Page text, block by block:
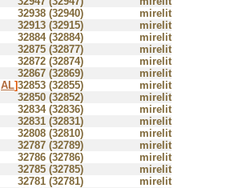
32938 (32940)
mirelit
32913 (32915)
mirelit
32884 (32884)
mirelit
32875 (32877)
mirelit
32872 (32874)
mirelit
32867 (32869)
mirelit
AL]32853 (32855)
mirelit
32850 (32852)
mirelit
32834 (32836)
mirelit
32831 (32831)
mirelit
32808 (32810)
mirelit
32787 (32789)
mirelit
32786 (32786)
mirelit
32785 (32785)
mirelit
32781 (32781)
mirelit